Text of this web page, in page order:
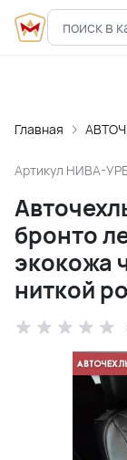
Главная
Артикул НИВА-
бронто
экокожа
ниткой